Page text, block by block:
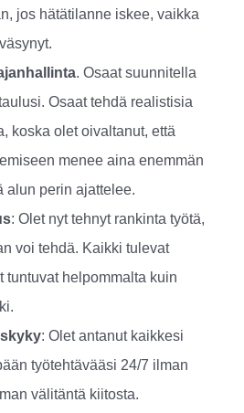
jos hätätilanne iskee, vaikka
. Osaat suunnitella
Osaat tehdä realistisia
koska olet oivaltanut, että
menee aina enemmän
alun perin ajattelee.
: Olet nyt tehnyt rankinta työtä,
voi tehdä. Kaikki tulevat
tuntuvat helpommalta kuin
: Olet antanut kaikkesi
työtehtävääsi 24/7 ilman
välitäntä kiitosta.